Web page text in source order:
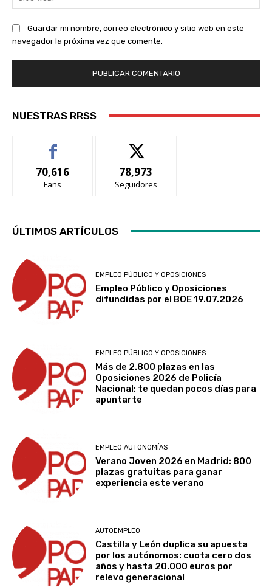
Guardar mi nombre, correo electrónico y sitio web en este
navegador la próxima vez que comente.
NUESTRAS RRSS
70,616
Fans
78,973
Seguidores
ÚLTIMOS ARTÍCULOS
EMPLEO PÚBLICO Y OPOSICIONES
Empleo Público y Oposiciones
difundidas por el BOE 19.07.2026
EMPLEO PÚBLICO Y OPOSICIONES
Más de 2.800 plazas en las
Oposiciones 2026 de Policía
Nacional: te quedan pocos días para
apuntarte
EMPLEO AUTONOMÍAS
Verano Joven 2026 en Madrid: 800
plazas gratuitas para ganar
experiencia este verano
AUTOEMPLEO
Castilla y León duplica su apuesta
por los autónomos: cuota cero dos
años y hasta 20.000 euros por
relevo generacional